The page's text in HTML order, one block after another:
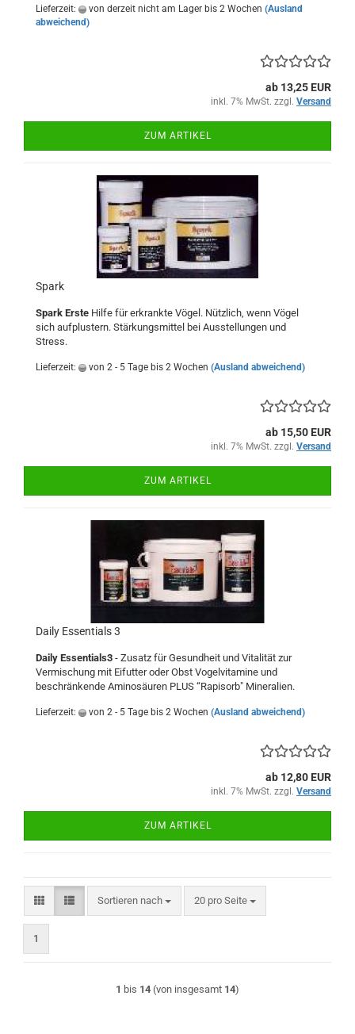
Lieferzeit: von derzeit nicht am Lager bis 2 Wochen (Ausland
abweichend)
ab 13,25 EUR
inkl. 7% MwSt. zzgl. Versand
ZUM ARTIKEL
Spark
Spark Erste Hilfe für erkrankte Vögel. Nützlich, wenn Vögel
sich aufplustern. Stärkungsmittel bei Ausstellungen und
Stress.
Lieferzeit: von 2 - 5 Tage bis 2 Wochen (Ausland abweichend)
ab 15,50 EUR
inkl. 7% MwSt. zzgl. Versand
ZUM ARTIKEL
Daily Essentials 3
Daily Essentials3 - Zusatz für Gesundheit und Vitalität zur
Vermischung mit Eifutter oder Obst Vogelvitamine und
beschränkende Aminosäuren PLUS “Rapisorb" Mineralien.
Lieferzeit: von 2 - 5 Tage bis 2 Wochen (Ausland abweichend)
ab 12,80 EUR
inkl. 7% MwSt. zzgl. Versand
ZUM ARTIKEL
Sortieren nach
Sortieren nach 20 pro Seite
pro Seite
1
1 bis 14 (von insgesamt 14)